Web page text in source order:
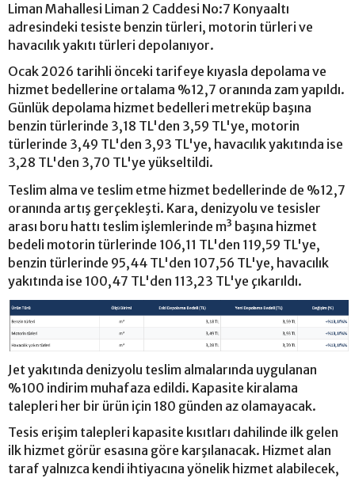
Liman Mahallesi Liman 2 Caddesi No:7 Konyaaltı
adresindeki tesiste benzin türleri, motorin türleri ve
havacılık yakıtı türleri depolanıyor.
Ocak 2026 tarihli önceki tarifeye kıyasla depolama ve
hizmet bedellerine ortalama %12,7 oranında zam yapıldı.
Günlük depolama hizmet bedelleri metreküp başına
benzin türlerinde 3,18 TL'den 3,59 TL'ye, motorin
türlerinde 3,49 TL'den 3,93 TL'ye, havacılık yakıtında ise
3,28 TL'den 3,70 TL'ye yükseltildi.
Teslim alma ve teslim etme hizmet bedellerinde de %12,7
oranında artış gerçekleşti. Kara, denizyolu ve tesisler
arası boru hattı teslim işlemlerinde m³ başına hizmet
bedeli motorin türlerinde 106,11 TL'den 119,59 TL'ye,
benzin türlerinde 95,44 TL'den 107,56 TL'ye, havacılık
yakıtında ise 100,47 TL'den 113,23 TL'ye çıkarıldı.
Jet yakıtında denizyolu teslim almalarında uygulanan
%100 indirim muhafaza edildi. Kapasite kiralama
talepleri her bir ürün için 180 günden az olamayacak.
Tesis erişim talepleri kapasite kısıtları dahilinde ilk gelen
ilk hizmet görür esasına göre karşılanacak. Hizmet alan
taraf yalnızca kendi ihtiyacına yönelik hizmet alabilecek,